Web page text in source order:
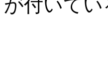
が付いて